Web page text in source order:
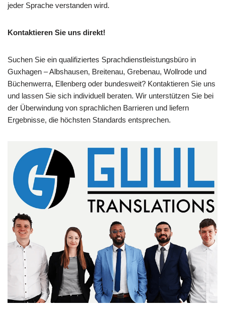
jeder Sprache verstanden wird.
Kontaktieren Sie uns direkt!
Suchen Sie ein qualifiziertes Sprachdienstleistungsbüro in
Guxhagen – Albshausen, Breitenau, Grebenau, Wollrode und
Büchenwerra, Ellenberg oder bundesweit? Kontaktieren Sie uns
und lassen Sie sich individuell beraten. Wir unterstützen Sie bei
der Überwindung von sprachlichen Barrieren und liefern
Ergebnisse, die höchsten Standards entsprechen.